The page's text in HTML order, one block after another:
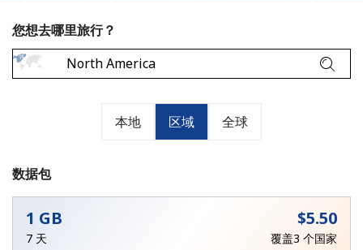
您想去哪里旅行？
本地 区域 全球
数据包
1 GB ⁦$5.50⁩
7 天
覆盖3 个国家